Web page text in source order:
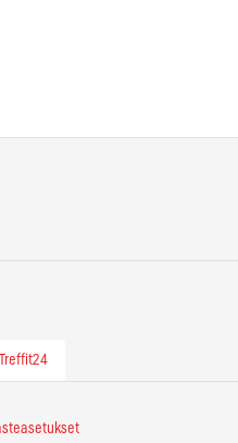
Treffit24